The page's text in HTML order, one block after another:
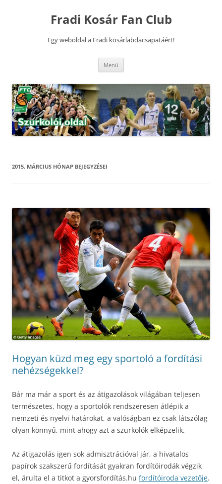
Fradi Kosár Fan Club
Egy weboldal a Fradi kosárlabdacsapatáért!
Menü
2015. MÁRCIUS HÓNAP BEJEGYZÉSEI
Hogyan küzd meg egy sportoló a fordítási
nehézségekkel?
Bár ma már a sport és az átigazolások világában teljesen
természetes, hogy a sportolók rendszeresen átlépik a
nemzeti és nyelvi határokat, a valóságban ez csak látszólag
olyan könnyű, mint ahogy azt a szurkolók elképzelik.
Az átigazolás igen sok admisztrációval jár, a hivatalos
papírok szakszerű fordítását gyakran fordítóirodák végzik
el, árulta el a titkot a gyorsfordítás.hu fordítóiroda vezetője.